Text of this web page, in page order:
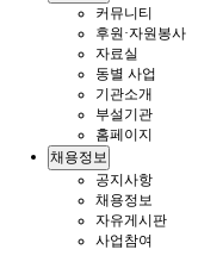
커뮤니티
후원·자원봉사
자료실
동별 사업
기관소개
부설기관
홈페이지
채용정보
공지사항
채용정보
자유게시판
사업참여